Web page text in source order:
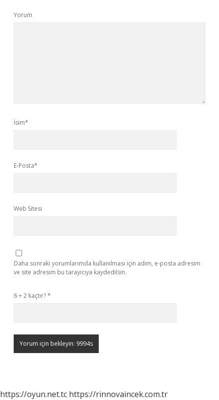
Yorum
İsim*
E-Posta*
Web Sitesi
Daha sonraki yorumlarımda kullanılması için adım, e-posta adresim
ve site adresim bu tarayıcıya kaydedilsin.
6 + 2 kaçtır?*
https://oyun.net.tc https://rinnovaincek.com.tr